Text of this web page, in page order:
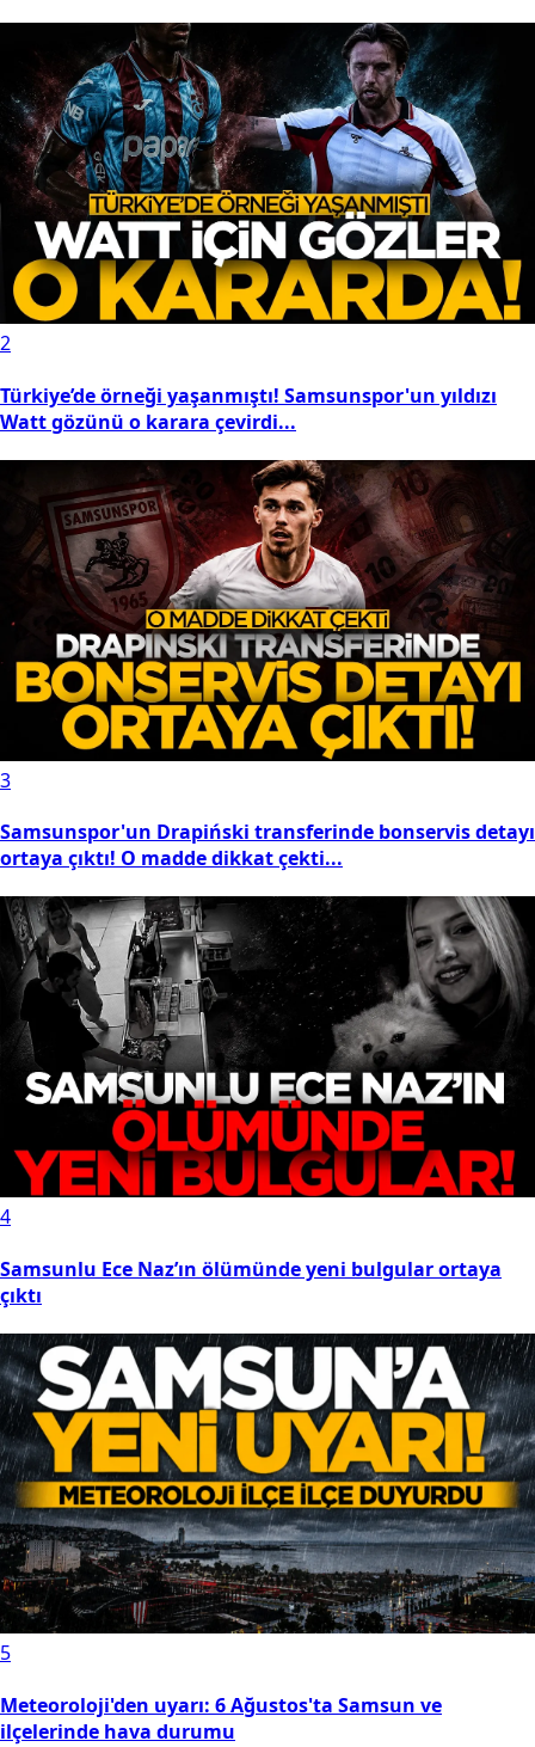
2
Türkiye’de örneği yaşanmıştı! Samsunspor'un yıldızı
Watt gözünü o karara çevirdi...
3
Samsunspor'un Drapiński transferinde bonservis detayı
ortaya çıktı! O madde dikkat çekti...
4
Samsunlu Ece Naz’ın ölümünde yeni bulgular ortaya
çıktı
5
Meteoroloji'den uyarı: 6 Ağustos'ta Samsun ve
ilçelerinde hava durumu